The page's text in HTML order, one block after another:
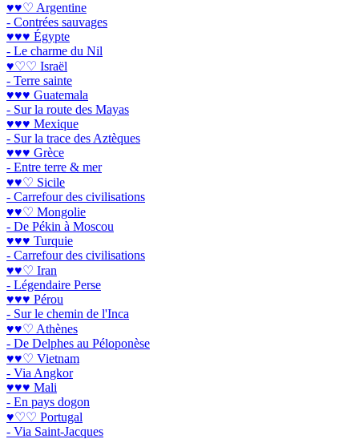
♥♥♡ Argentine
- Contrées sauvages
♥♥♥ Égypte
- Le charme du Nil
♥♡♡ Israël
- Terre sainte
♥♥♥ Guatemala
- Sur la route des Mayas
♥♥♥ Mexique
- Sur la trace des Aztèques
♥♥♥ Grèce
- Entre terre & mer
♥♥♡ Sicile
- Carrefour des civilisations
♥♥♡ Mongolie
- De Pékin à Moscou
♥♥♥ Turquie
- Carrefour des civilisations
♥♥♡ Iran
- Légendaire Perse
♥♥♥ Pérou
- Sur le chemin de l'Inca
♥♥♡ Athènes
- De Delphes au Péloponèse
♥♥♡ Vietnam
- Via Angkor
♥♥♥ Mali
- En pays dogon
♥♡♡ Portugal
- Via Saint-Jacques